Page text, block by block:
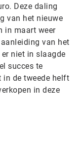
Deze daling
van het nieuwe
in maart weer
van het
niet in slaagde
succes te
in de tweede helft
in deze